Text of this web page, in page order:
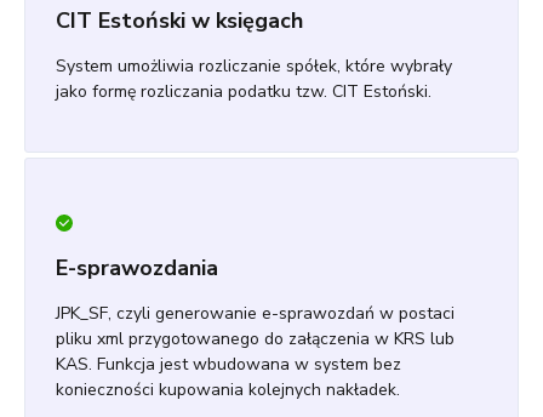
CIT Estoński w księgach
System umożliwia rozliczanie spółek, które wybrały
jako formę rozliczania podatku tzw. CIT Estoński.
E-sprawozdania
JPK_SF, czyli generowanie e-sprawozdań w postaci
pliku xml przygotowanego do załączenia w KRS lub
KAS. Funkcja jest wbudowana w system bez
konieczności kupowania kolejnych nakładek.